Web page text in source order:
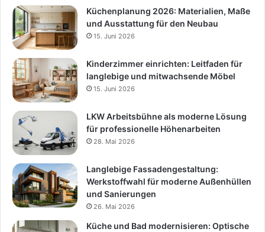
Küchenplanung 2026: Materialien, Maße
und Ausstattung für den Neubau
15. Juni 2026
Kinderzimmer einrichten: Leitfaden für
langlebige und mitwachsende Möbel
15. Juni 2026
LKW Arbeitsbühne als moderne Lösung
für professionelle Höhenarbeiten
28. Mai 2026
Langlebige Fassadengestaltung:
Werkstoffwahl für moderne Außenhüllen
und Sanierungen
26. Mai 2026
Küche und Bad modernisieren: Optische